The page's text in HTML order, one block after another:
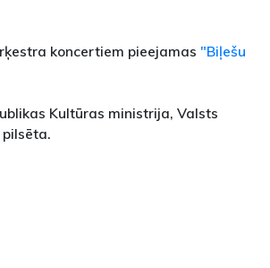
koncertiem pieejamas "Biļešu
Kultūras ministrija, Valsts